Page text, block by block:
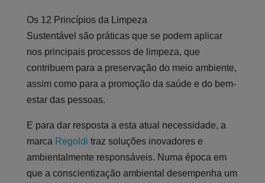
Os 12 Princípios da Limpeza
Sustentável são práticas que se podem aplicar
nos principais processos de limpeza, que
contribuem para a preservação do meio ambiente,
assim como para a promoção da saúde e do bem-
estar das pessoas.
E para dar resposta a esta atual necessidade, a
marca Regoldi traz soluções inovadores e
ambientalmente responsáveis. Numa época em
que a conscientização ambiental desempenha um